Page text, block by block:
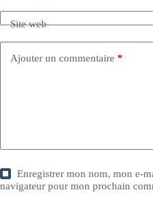
Site web
Ajouter un commentaire *
Enregistrer mon nom, mon e-
navigateur pour mon prochain